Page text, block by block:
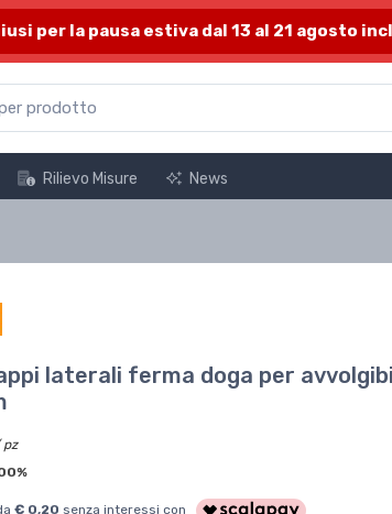
per la pausa estiva dal 13 al 21 agosto
Rilievo Misure News
laterali ferma doga per
pz
€ 0,20 senza interessi con